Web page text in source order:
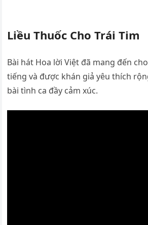
Liều Thuốc Cho Trái Tim
Bài hát Hoa lời Việt đã mang đến
tiếng và được khán giả yêu thích
bài tình ca đầy cảm xúc.